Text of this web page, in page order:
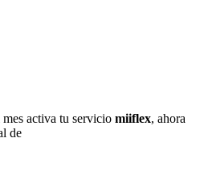
activa tu servicio miiflex, ahora
de